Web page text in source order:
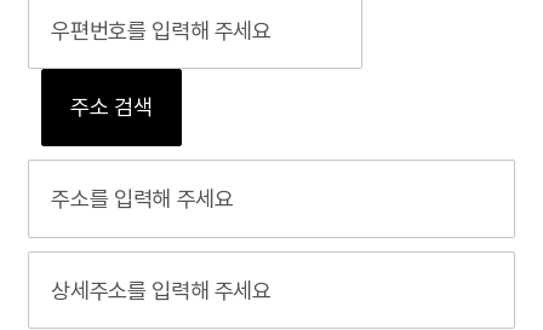
주소 검색